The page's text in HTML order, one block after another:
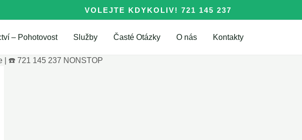
VOLEJTE KDYKOLIV! 721 145 237
– Pohotovost Služby Časté Otázky O nás Kontakty
| ☎️ 721 145 237 NONSTOP